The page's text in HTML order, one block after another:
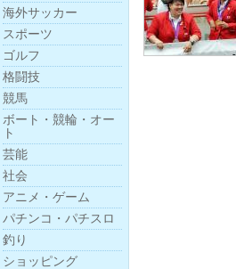
海外サッカー
スポーツ
ゴルフ
格闘技
競馬
ボー ト・ 競輪・ オー
ト
芸能
社会
アニメ・ゲーム
パチンコ・パチスロ
釣り
ショッピング